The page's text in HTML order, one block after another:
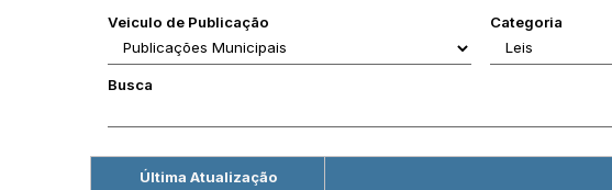
Veiculo de Publicação Categoria
Busca
Última Atualização